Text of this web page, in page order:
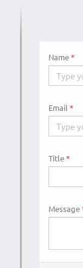
Name
Email
Title
Message